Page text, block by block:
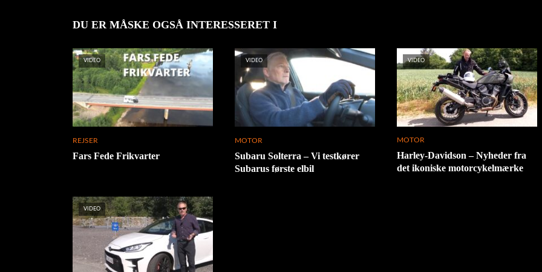
DU ER MÅSKE OGSÅ INTERESSERET I
VIDEO
REJSER
Fars Fede Frikvarter
VIDEO
MOTOR
Subaru Solterra – Vi testkører
Subarus første elbil
VIDEO
MOTOR
Harley-Davidson – Nyheder fra
det ikoniske motorcykelmærke
VIDEO